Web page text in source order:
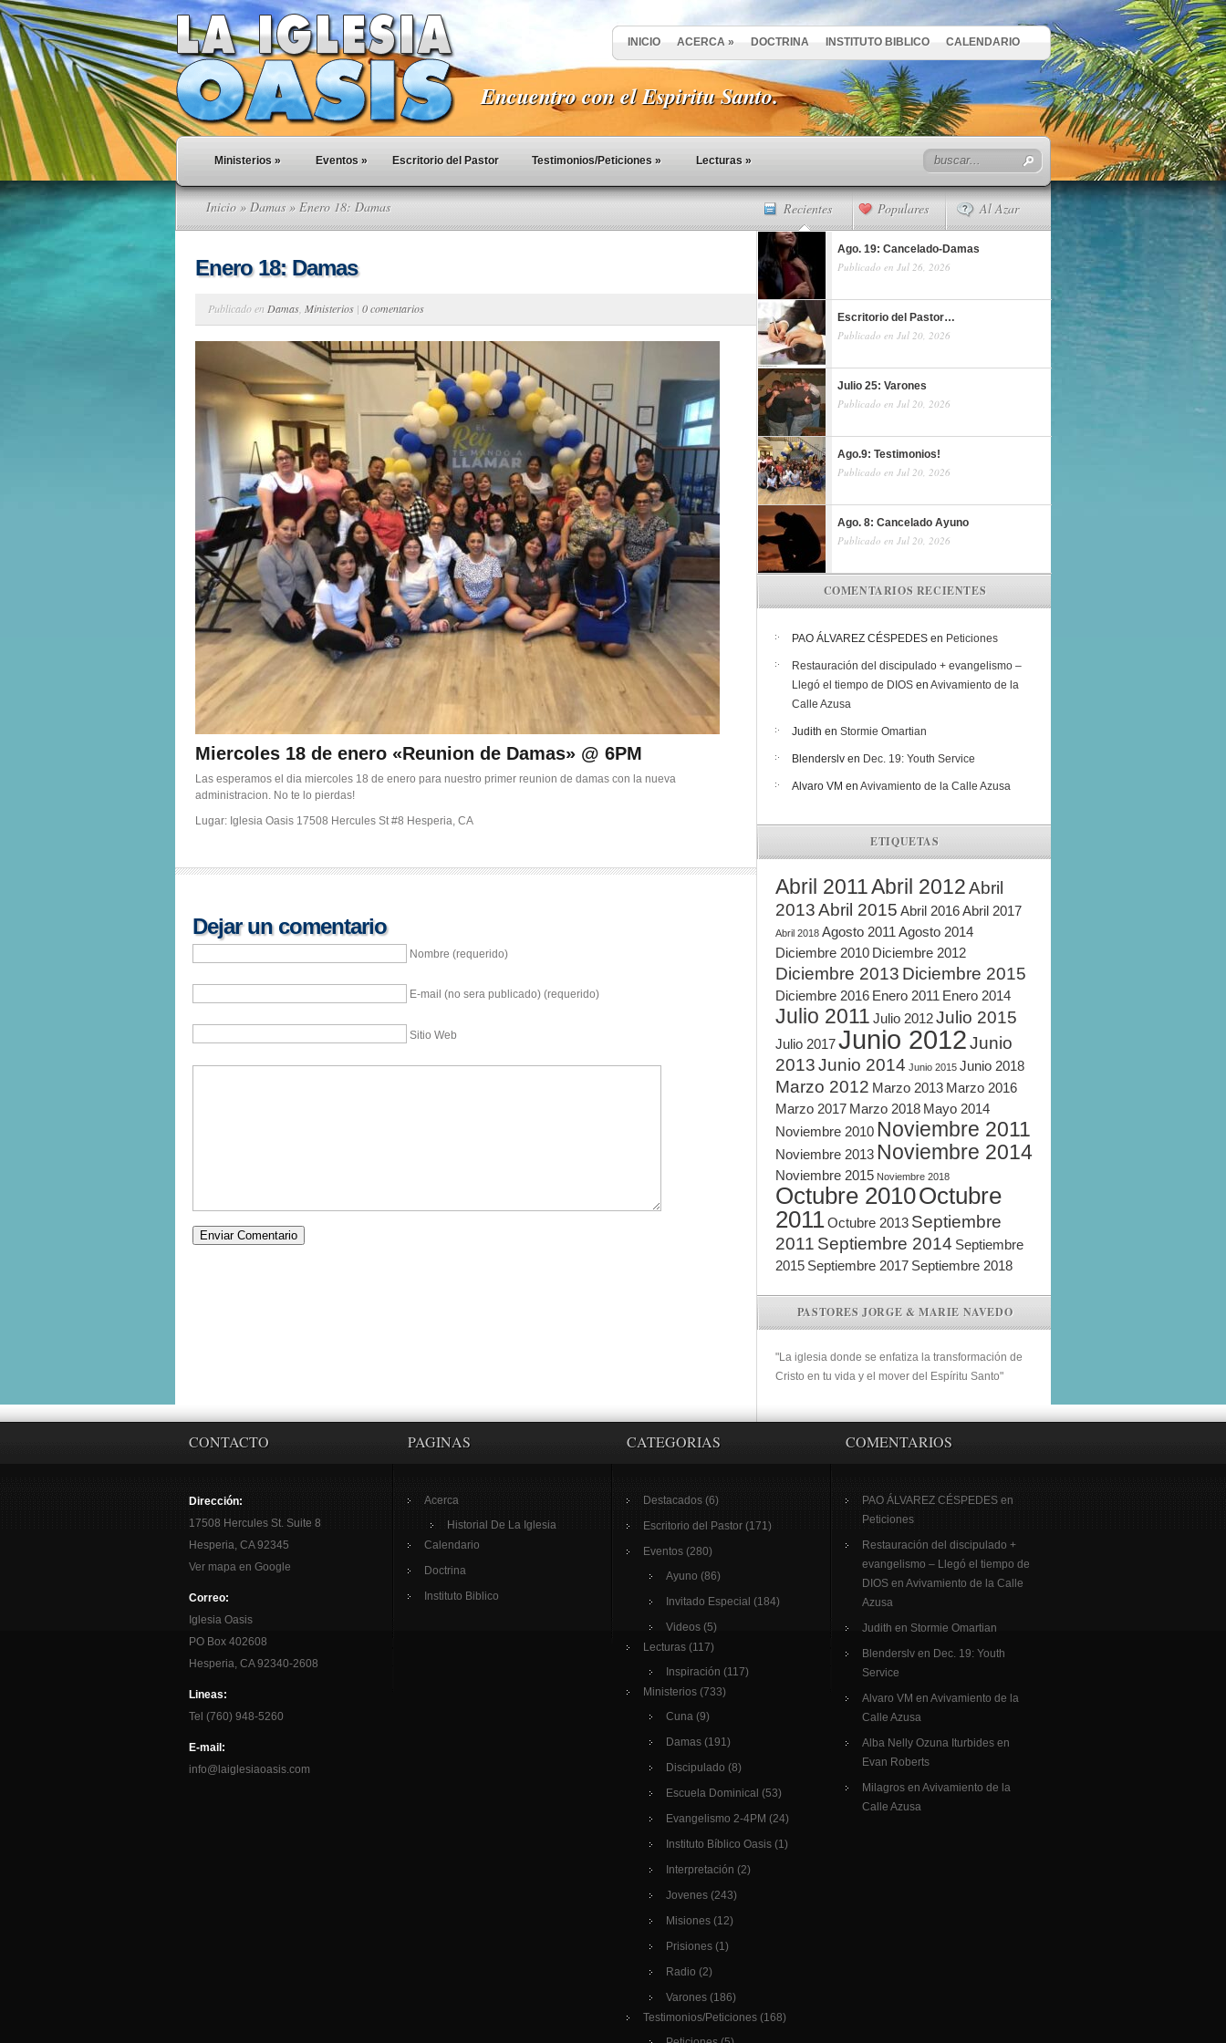
INICIO ACERCA » DOCTRINA INSTITUTO BIBLICO CALENDARIO
Encuentro con el Espiritu Santo.
Ministerios » Eventos » Escritorio del Pastor Testimonios/Peticiones » Lecturas »
Inicio » Damas» Enero 18: Damas
Enero 18: Damas
Publicado en Damas Ministerios | 0 comentarios
Miercoles 18 de enero «Reunion de Damas» @ 6PM
Las esperamos el dia miercoles 18 de enero para nuestro primer reunion de damas con la nueva
administracion. No te lo pierdas!
Lugar: Iglesia Oasis 17508 Hercules St #8 Hesperia, CA
Dejar un comentario
Nombre (requerido)
E-mail (no sera publicado) (requerido)
Sitio Web
Recientes Populares Al Azar
Ago. 19: Cancelado-Damas
Publicado en Jul 26, 2026
Escritorio del Pastor…
Publicado en Jul 20, 2026
Julio 25: Varones
Publicado en Jul 20, 2026
Ago.9: Testimonios!
Publicado en Jul 20, 2026
Ago. 8: Cancelado Ayuno
Publicado en Jul 20, 2026
COMENTARIOS RECIENTES
PAO ÁLVAREZ CÉSPEDES en Peticiones
Restauración del discipulado + evangelismo –
Llegó el tiempo de DIOS en Avivamiento de la
Calle Azusa
Judith en Stormie Omartian
Blenderslv en Dec. 19: Youth Service
Alvaro VM en Avivamiento de la Calle Azusa
ETIQUETAS
Abril 2011Abril 2012Abril
2013Abril 2015 Abril 2016Abril 2017
Abril 2018 Agosto 2011 Agosto 2014
Diciembre 2010 Diciembre 2012
Diciembre 2013 Diciembre 2015
Diciembre 2016 Enero 2011 Enero 2014
Julio 2011 Julio 2012Julio 2015
Julio 2017Junio 2012Junio
2013Junio 2014 Junio 2015 Junio 2018
Marzo 2012 Marzo 2013 Marzo 2016
Marzo 2017 Marzo 2018 Mayo 2014
Noviembre 2010 Noviembre 2011
Noviembre 2013 Noviembre 2014
Noviembre 2015 Noviembre 2018
Octubre 2010Octubre
2011Octubre 2013 Septiembre
2011 Septiembre 2014 Septiembre
2015 Septiembre 2017 Septiembre 2018
PASTORES JORGE & MARIE NAVEDO
"La iglesia donde se enfatiza la transformación de
Cristo en tu vida y el mover del Espíritu Santo"
CONTACTO
Dirección:
17508 Hercules St. Suite 8
Hesperia, CA 92345
Ver mapa en Google
Correo:
Iglesia Oasis
PO Box 402608
Hesperia, CA 92340-2608
Lineas:
Tel (760) 948-5260
E-mail:
info@laiglesiaoasis.com
PAGINAS
Acerca
Historial De La Iglesia
Calendario
Doctrina
Instituto Biblico
CATEGORIAS
Destacados (6)
Escritorio del Pastor (171)
Eventos (280)
Ayuno (86)
Invitado Especial (184)
Videos (5)
Lecturas (117)
Inspiración (117)
Ministerios (733)
Cuna (9)
Damas (191)
Discipulado (8)
Escuela Dominical (53)
Evangelismo 2-4PM (24)
Instituto Bíblico Oasis (1)
Interpretación (2)
Jovenes (243)
Misiones (12)
Prisiones (1)
Radio (2)
Varones (186)
Testimonios/Peticiones (168)
COMENTARIOS
PAO ÁLVAREZ CÉSPEDES en
Peticiones
Restauración del discipulado +
evangelismo – Llegó el tiempo de
DIOS en Avivamiento de la Calle
Azusa
Judith en Stormie Omartian
Blenderslv en Dec. 19: Youth
Service
Alvaro VM en Avivamiento de la
Calle Azusa
Alba Nelly Ozuna Iturbides en
Evan Roberts
Milagros en Avivamiento de la
Calle Azusa